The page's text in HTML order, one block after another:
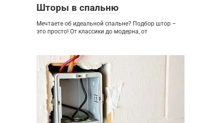
Шторы в спальню
Мечтаете об идеальной спальне? Подбор штор –
это просто! От классики до модерна, от